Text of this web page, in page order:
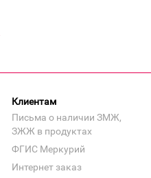
Клиентам
Письма о наличии ЗМЖ,
ЗЖЖ в продуктах
ФГИС Меркурий
Интернет заказ